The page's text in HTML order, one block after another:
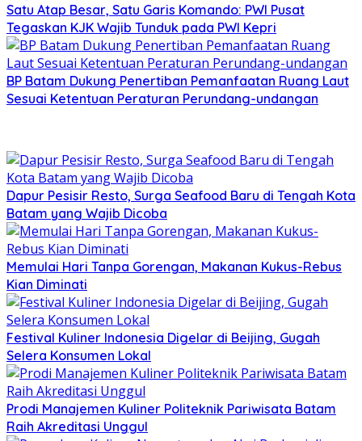
Satu Atap Besar, Satu Garis Komando: PWI Pusat
Tegaskan KJK Wajib Tunduk pada PWI Kepri
BP Batam Dukung Penertiban Pemanfaatan Ruang Laut
Sesuai Ketentuan Peraturan Perundang-undangan
Dapur Pesisir Resto, Surga Seafood Baru di Tengah Kota
Batam yang Wajib Dicoba
Memulai Hari Tanpa Gorengan, Makanan Kukus-Rebus
Kian Diminati
Festival Kuliner Indonesia Digelar di Beijing, Gugah
Selera Konsumen Lokal
Prodi Manajemen Kuliner Politeknik Pariwisata Batam
Raih Akreditasi Unggul